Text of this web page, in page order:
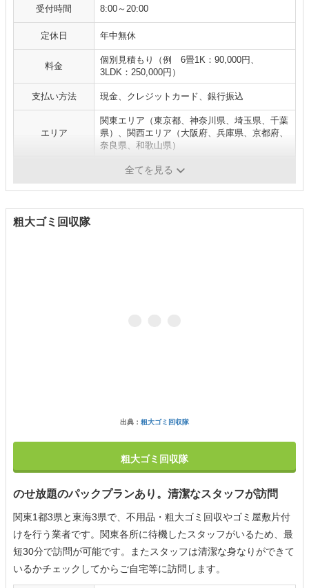
受付時間 8:00～20:00
定休日 年中無休
料金
個別見積もり（例 6畳1K：90,000円、
3LDK：250,000円）
支払い方法 現金、クレジットカード、銀行振込
エリア
関東エリア（東京都、神奈川県、埼玉県、千葉
県）、関西エリア（大阪府、兵庫県、京都府、
奈良県、和歌山県）
全てを見る
粗大ゴミ回収隊
出典： 粗大ゴミ回収隊
粗大ゴミ回収隊
のせ放題のパックプランあり。清潔なスタッフが訪問
関東1都3県と東海3県で、不用品・粗大ゴミ回収やゴミ屋敷片付
けを行う業者です。関東各所に待機したスタッフがいるため、最
短30分で訪問が可能です。またスタッフは清潔な身なりができて
いるかチェックしてからご自宅等に訪問します。